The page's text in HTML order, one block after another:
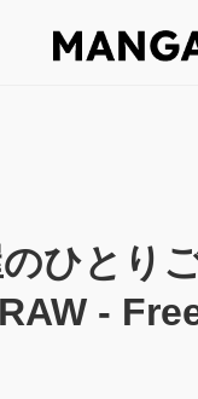
ひとり
-